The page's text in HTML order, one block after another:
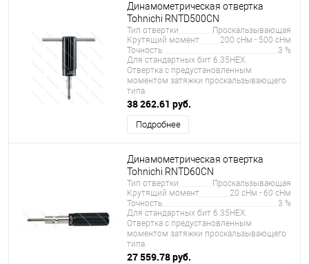
Динамометрическая отвертка
Tohnichi RNTD500CN
Тип отвертки
Проскальзывающая
Крутящий момент
200 сНм - 500 сНм
Точность
3 %
Для стандартных бит 6.35HEX.
Отвертка с предустановленным
моментом затяжки проскальзывающего
типа.
38 262.61 руб.
Подробнее
Динамометрическая отвертка
Tohnichi RNTD60CN
Тип отвертки
Проскальзывающая
Крутящий момент
20 сНм - 60 сНм
Точность
3 %
Для стандартных бит 6.35HEX.
Отвертка с предустановленным
моментом затяжки проскальзывающего
типа.
27 559.78 руб.